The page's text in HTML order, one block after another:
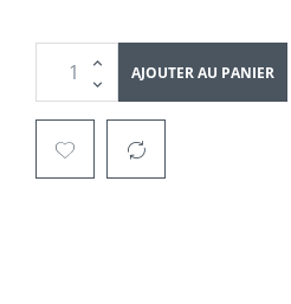
AJOUTER AU PANIER